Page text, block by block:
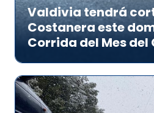
Valdivia tendrá
Costanera este
Corrida del Mes del